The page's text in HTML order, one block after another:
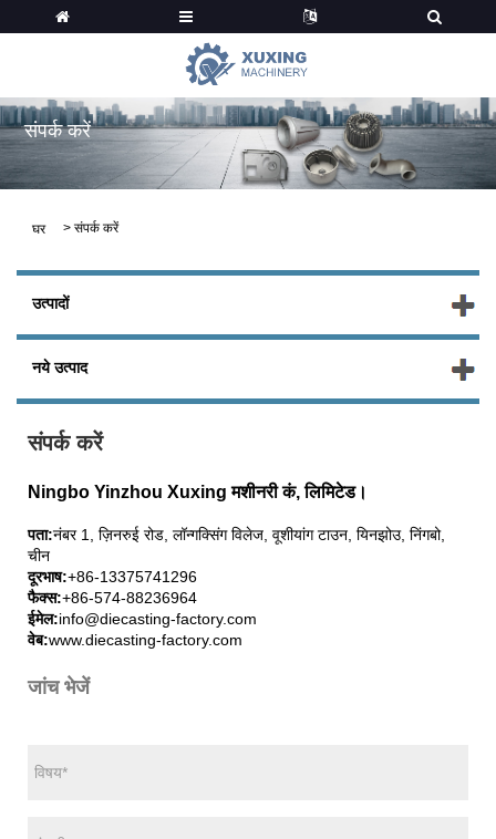
संपर्क करें
घर > संपर्क करें
उत्पादों
नये उत्पाद
संपर्क करें
Ningbo Yinzhou Xuxing मशीनरी कं, लिमिटेड।
पता:नंबर 1, ज़िनरुई रोड, लॉन्गक्सिंग विलेज, वूशीयांग टाउन, यिनझोउ, निंगबो,
चीन
दूरभाष:+86-13375741296
फैक्स:+86-574-88236964
ईमेल:info@diecasting-factory.com
वेब:www.diecasting-factory.com
जांच भेजें